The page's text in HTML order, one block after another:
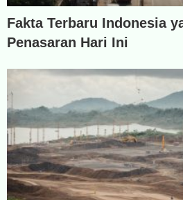
Fakta Terbaru Indonesia
Penasaran Hari Ini